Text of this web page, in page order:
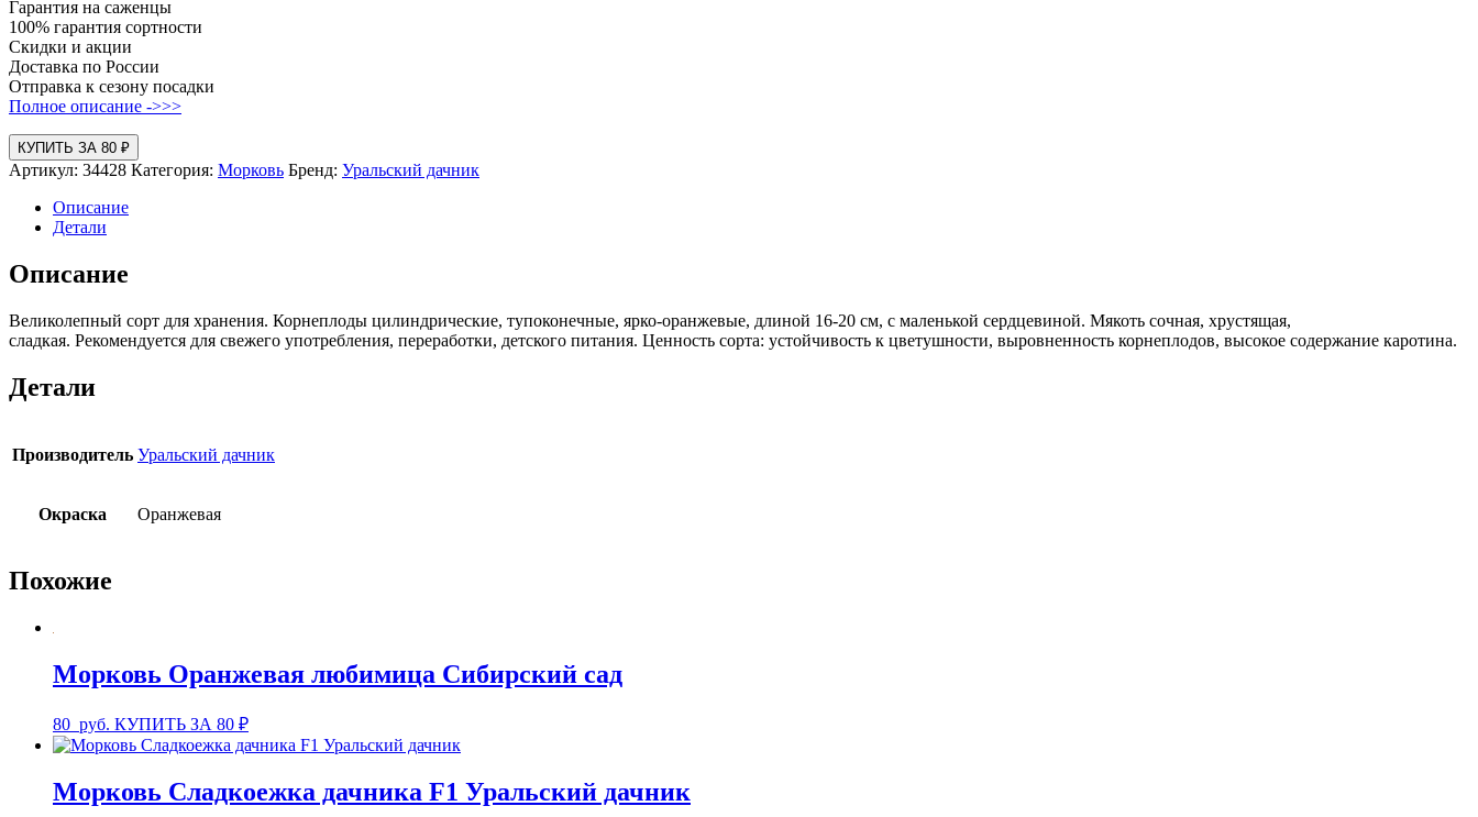
Гарантия на саженцы
100% гарантия сортности
Скидки и акции
Доставка по России
Отправка к сезону посадки
Полное описание ->>>
КУПИТЬ ЗА 80 ₽
Артикул: 34428 Категория: Морковь Бренд: Уральский дачник
Описание
Детали
Описание
Великолепный сорт для хранения. Корнеплоды цилиндрические, тупоконечные, ярко-оранжевые, длиной 16-20 см, с маленькой сердцевиной. Мякоть сочная, хрустящая,
сладкая. Рекомендуется для свежего употребления, переработки, детского питания. Ценность сорта: устойчивость к цветушности, выровненность корнеплодов, высокое содержание каротина.
Детали
Производитель Уральский дачник
Окраска Оранжевая
Похожие
Морковь Оранжевая любимица Сибирский сад
80 руб. КУПИТЬ ЗА 80 ₽
Морковь Сладкоежка дачника F1 Уральский дачник